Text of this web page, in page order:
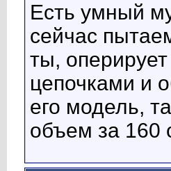
Есть умный
сейчас
ты,
цепочками и
его модель,
объем за 160